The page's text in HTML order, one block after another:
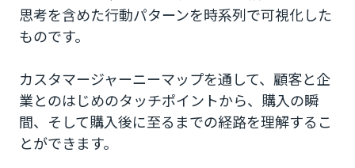
思考を含めた行動パターンを時系列で可視化した
ものです。
カスタマージャーニーマップを通して、顧客と企
業とのはじめのタッチポイントから、購入の瞬
間、そして購入後に至るまでの経路を理解するこ
とができます。